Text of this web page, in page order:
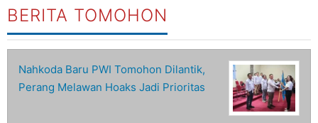
BERITA TOMOHON
Nahkoda Baru PWI Tomohon Dilantik,
Perang Melawan Hoaks Jadi Prioritas